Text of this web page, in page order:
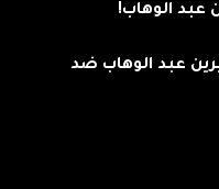
عبد الوهاب!
عبد الوهاب ضد